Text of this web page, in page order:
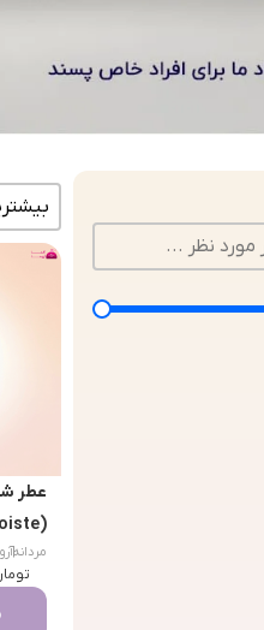
مرتب
عطر
(Platinum Egoiste)
مردانه
|